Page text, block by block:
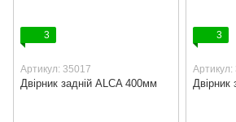
3
Артикул: 35017
Двірник задній ALCA 400мм
3
Артикул:
Двірник